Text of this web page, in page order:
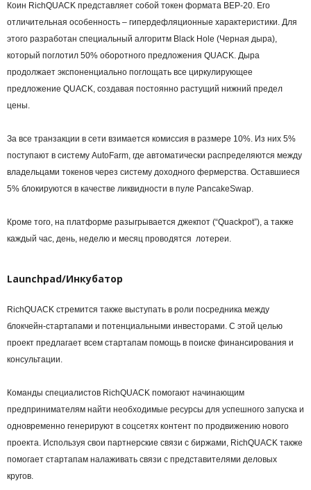
Коин RichQUACK представляет собой токен формата BEP-20. Его
отличительная особенность – гипердефляционные характеристики. Для
этого разработан специальный алгоритм Black Hole (Черная дыра),
который поглотил 50% оборотного предложения QUACK. Дыра
продолжает экспоненциально поглощать все циркулирующее
предложение QUACK, создавая постоянно растущий нижний предел
цены.
За все транзакции в сети взимается комиссия в размере 10%. Из них 5%
поступают в систему AutoFarm, где автоматически распределяются между
владельцами токенов через систему доходного фермерства. Оставшиеся
5% блокируются в качестве ликвидности в пуле PancakeSwap.
Кроме того, на платформе разыгрывается джекпот (“Quackpot”), а также
каждый час, день, неделю и месяц проводятся лотереи.
Launchpad/Инкубатор
RichQUACK стремится также выступать в роли посредника между
блокчейн-стартапами и потенциальными инвесторами. С этой целью
проект предлагает всем стартапам помощь в поиске финансирования и
консультации.
Команды специалистов RichQUACK помогают начинающим
предпринимателям найти необходимые ресурсы для успешного запуска и
одновременно генерируют в соцсетях контент по продвижению нового
проекта. Используя свои партнерские связи с биржами, RichQUACK также
помогает стартапам налаживать связи с представителями деловых
кругов.